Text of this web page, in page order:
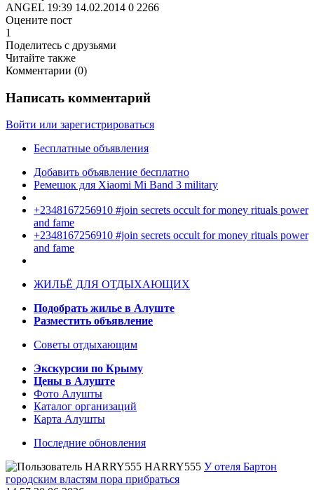
ANGEL 19:39 14.02.2014 0 2266
Оцените пост
1
Поделитесь с друзьями
Читайте также
Комментарии (0)
Написать комментарий
Войти или зарегистрироваться
Бесплатные объявления
Добавить объявление бесплатно
Ремешок для Xiaomi Mi Band 3 military
+2348167256910 #join secrets occult for money rituals power
and fame
+2348167256910 #join secrets occult for money rituals power
and fame
ЖИЛЬЁ ДЛЯ ОТДЫХАЮЩИХ
Подобрать жилье в Алуште
Разместить объявление
Советы отдыхающим
Экскурсии по Крыму
Цены в Алуште
Фото Алушты
Каталог организаций
Карта Алушты
Последние обновления
HARRY555 У отеля Бартон
городским властям пора прибраться